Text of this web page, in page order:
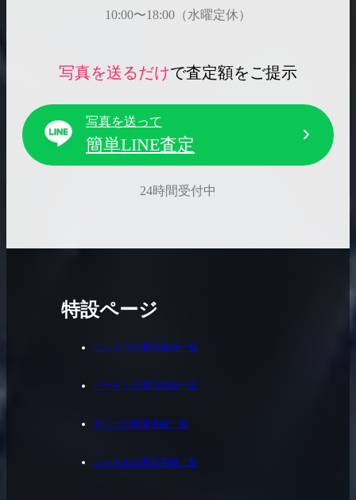
10:00〜18:00（水曜定休）
写真を送るだけで査定額をご提示
写真を送って
簡単LINE査定
24時間受付中
特設ページ
エルメスの買取実績一覧
バーキンの買取実績一覧
ケリーの買取実績一覧
シャネルの買取実績一覧